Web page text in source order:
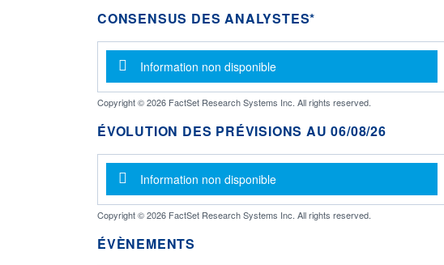
CONSENSUS DES ANALYSTES*
Message d'information
Information non disponible
Copyright © 2026 FactSet Research Systems Inc. All rights reserved.
ÉVOLUTION DES PRÉVISIONS AU 06/08/26
Message d'information
Information non disponible
Copyright © 2026 FactSet Research Systems Inc. All rights reserved.
ÉVÈNEMENTS